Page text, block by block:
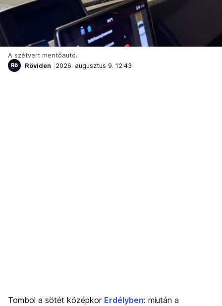
A szétvert mentőautó.
Röviden
2026. augusztus 9. 12:43
Tombol a sötét középkor Erdélyben: miután a